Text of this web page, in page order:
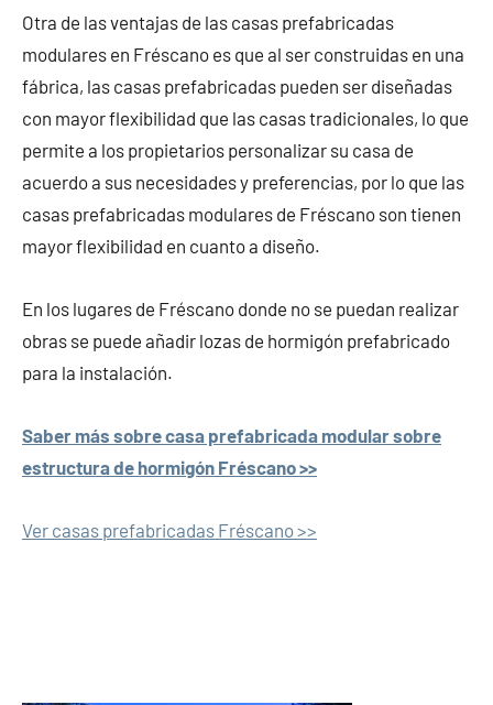
Otra de las ventajas de las casas prefabricadas
modulares en Fréscano es que al ser construidas en una
fábrica, las casas prefabricadas pueden ser diseñadas
con mayor flexibilidad que las casas tradicionales, lo que
permite a los propietarios personalizar su casa de
acuerdo a sus necesidades y preferencias, por lo que las
casas prefabricadas modulares de Fréscano son tienen
mayor flexibilidad en cuanto a diseño.
En los lugares de Fréscano donde no se puedan realizar
obras se puede añadir lozas de hormigón prefabricado
para la instalación.
Saber más sobre casa prefabricada modular sobre
estructura de hormigón Fréscano >>
Ver casas prefabricadas Fréscano >>